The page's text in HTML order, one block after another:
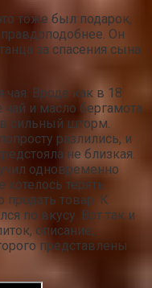
тоже был подарок,
Он
за спасения сына
чая. Вроде как в 18
и масло бергамота
сильный шторм.
разлились, и
не близкая.
одновременно
терять
товар. К
по вкусу. Вот так и
описание,
представлены